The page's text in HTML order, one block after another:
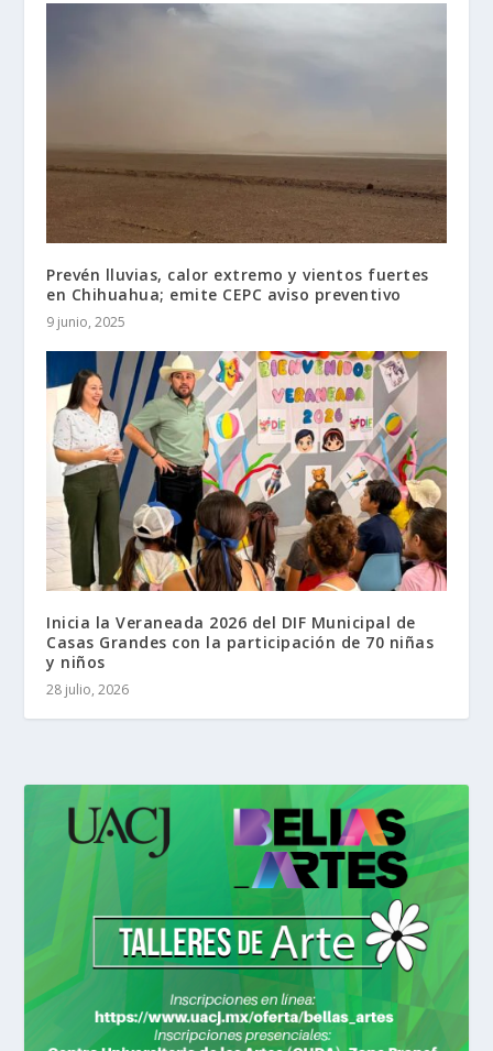
Prevén lluvias, calor extremo y vientos fuertes
en Chihuahua; emite CEPC aviso preventivo
9 junio, 2025
Inicia la Veraneada 2026 del DIF Municipal de
Casas Grandes con la participación de 70 niñas
y niños
28 julio, 2026